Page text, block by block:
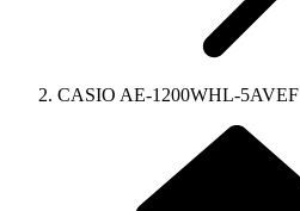
CASIO AE-1200WHL-5AVEF